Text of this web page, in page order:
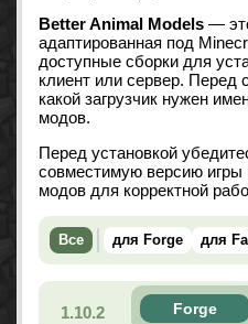
Better Animal Models —
адаптированная под
доступные сборки для
клиент или сервер. Перед
какой загрузчик нужен
модов.
Перед установкой
совместимую версию игры
модов для корректной
Все для Forge для
1.10.2 Forge